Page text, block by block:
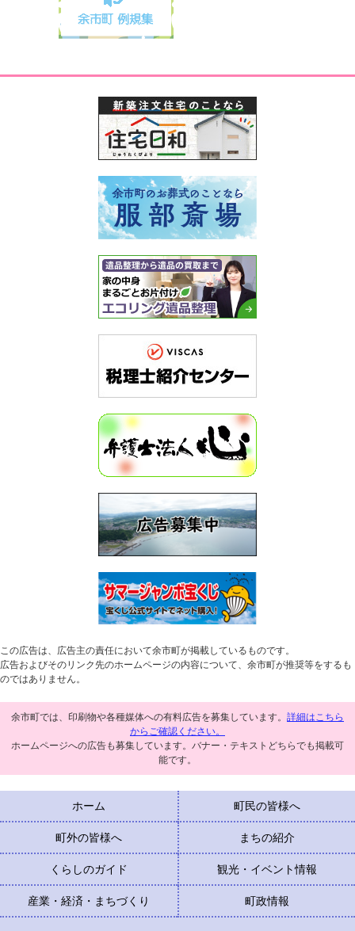
この広告は、広告主の責任において余市町が掲載しているものです。
広告およびそのリンク先のホームページの内容について、余市町が推奨等をするも
のではありません。
余市町では、印刷物や各種媒体への有料広告を募集しています。 詳細はこちら
からご確認ください。
ホームページへの広告も募集しています。バナー・テキストどちらでも掲載可
能です。
ホーム 町民の皆様へ
町外の皆様へ まちの紹介
くらしのガイド 観光・イベント情報
産業・経済・まちづくり 町政情報